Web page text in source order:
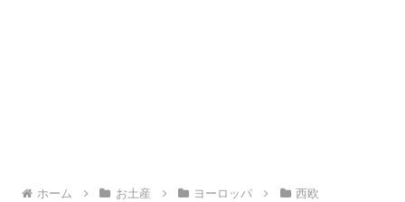
ホーム お土産 ヨーロッパ 西欧